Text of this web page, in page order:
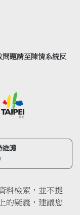
題請至陳情系統反
維護
料檢索，並不提
的疑義，建議您